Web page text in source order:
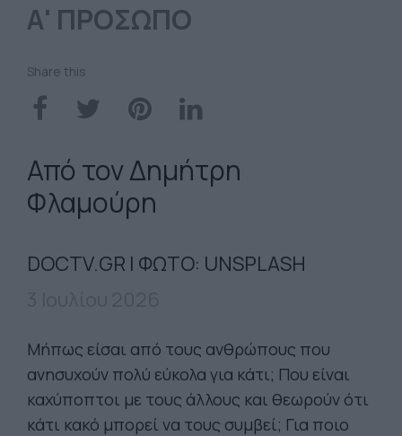
Α' ΠΡΟΣΩΠΟ
Share this
Από τον Δημήτρη
Φλαμούρη
DOCTV.GR | ΦΩΤΟ: UNSPLASH
Μήπως είσαι από τους ανθρώπους που
ανησυχούν πολύ εύκολα για κάτι; Που είναι
καχύποπτοι με τους άλλους και θεωρούν ότι
κάτι κακό μπορεί να τους συμβεί; Για ποιο